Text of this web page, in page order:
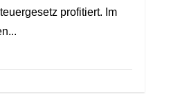
profitiert. Im